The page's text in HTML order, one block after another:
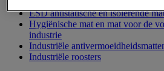
ESD antistatische en isolerende
Hygiënische mat en mat voor de
industrie
Industriële
Industriële roosters